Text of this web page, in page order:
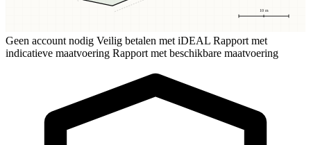
10 m
Geen account nodig Veilig betalen met iDEAL Rapport met
indicatieve maatvoering Rapport met beschikbare maatvoering